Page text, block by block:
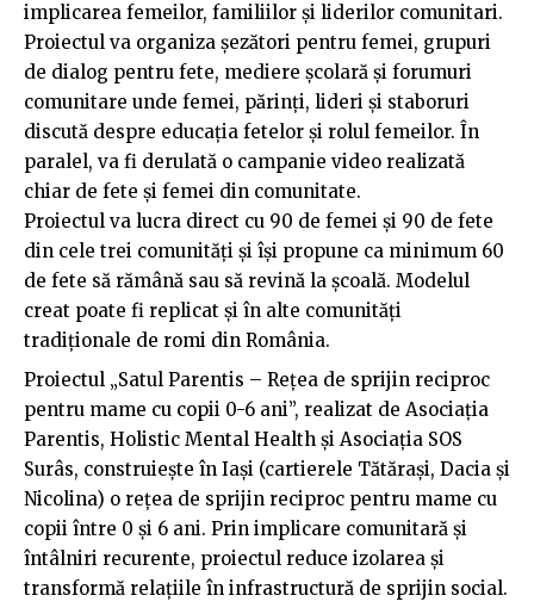
implicarea femeilor, familiilor și liderilor comunitari.
Proiectul va organiza șezători pentru femei, grupuri
de dialog pentru fete, mediere școlară și forumuri
comunitare unde femei, părinți, lideri și staboruri
discută despre educația fetelor și rolul femeilor. În
paralel, va fi derulată o campanie video realizată
chiar de fete și femei din comunitate.
Proiectul va lucra direct cu 90 de femei și 90 de fete
din cele trei comunități și își propune ca minimum 60
de fete să rămână sau să revină la școală. Modelul
creat poate fi replicat și în alte comunități
tradiționale de romi din România.
Proiectul „Satul Parentis – Rețea de sprijin reciproc
pentru mame cu copii 0-6 ani”, realizat de Asociația
Parentis, Holistic Mental Health și Asociația SOS
Surâs, construiește în Iași (cartierele Tătărași, Dacia și
Nicolina) o rețea de sprijin reciproc pentru mame cu
copii între 0 și 6 ani. Prin implicare comunitară și
întâlniri recurente, proiectul reduce izolarea și
transformă relațiile în infrastructură de sprijin social.